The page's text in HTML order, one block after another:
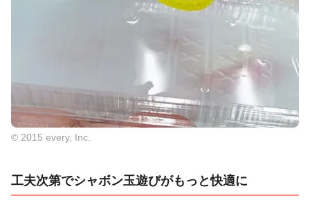
© 2015 every, Inc.
工夫次第でシャボン玉遊びがもっと快適に